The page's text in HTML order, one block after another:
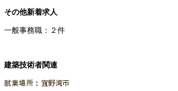
その他新着求人
一般事務職：２件
建築技術者関連
就業場所：宜野湾市